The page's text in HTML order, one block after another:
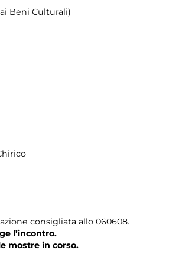
Beni Culturali)
consigliata allo 060608.
l’incontro.
mostre in corso.